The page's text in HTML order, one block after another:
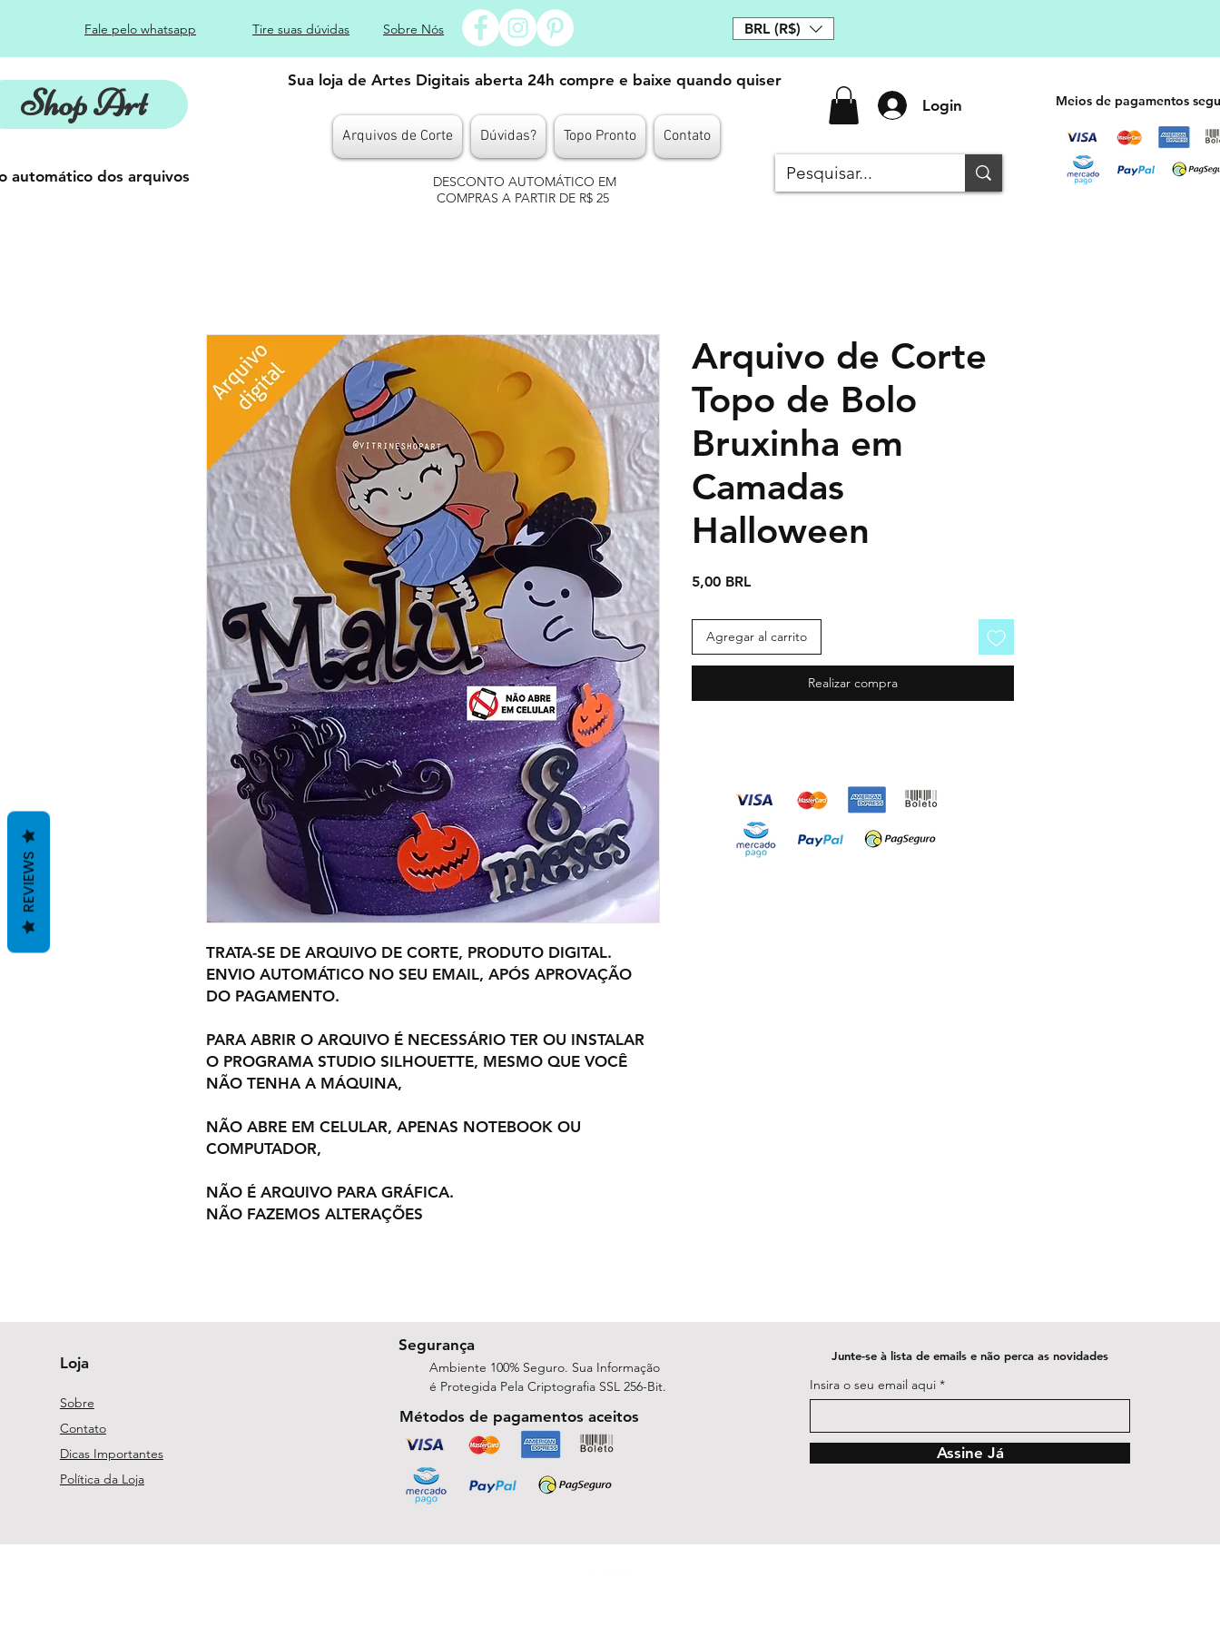
Fale pelo whatsapp Tire suas dúvidas Sobre Nós BRL (R$)
Shop Art
Sua loja de Artes Digitais aberta 24h compre e baixe quando quiser
Arquivos de Corte Dúvidas? Topo Pronto Contato
Login
automático dos arquivos
DESCONTO AUTOMÁTICO EM
COMPRAS A PARTIR DE R$ 25
Meios de pagamentos
TRATA-SE DE ARQUIVO DE CORTE, PRODUTO DIGITAL.
ENVIO AUTOMÁTICO NO SEU EMAIL, APÓS APROVAÇÃO
DO PAGAMENTO.
PARA ABRIR O ARQUIVO É NECESSÁRIO TER OU INSTALAR
O PROGRAMA STUDIO SILHOUETTE, MESMO QUE VOCÊ
NÃO TENHA A MÁQUINA,
NÃO ABRE EM CELULAR, APENAS NOTEBOOK OU
COMPUTADOR,
NÃO É ARQUIVO PARA GRÁFICA.
NÃO FAZEMOS ALTERAÇÕES
Arquivo de Corte
Topo de Bolo
Bruxinha em
Camadas
Halloween
5,00 BRLPrecio
Agregar al carrito
Realizar compra
Loja
Sobre
Contato
Dicas Importantes
Política da Loja
Segurança
Ambiente 100% Seguro. Sua Informação
é Protegida Pela Criptografia SSL 256-Bit.
Métodos de pagamentos aceitos
Junte-se à lista de emails e não perca as novidades
Insira o seu email aqui
Assine Já
REVIEWS